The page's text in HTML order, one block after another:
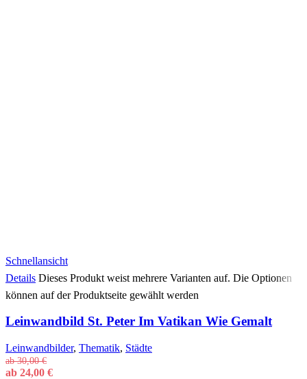
Schnellansicht
Details Dieses Produkt weist mehrere Varianten auf. Die Optionen
können auf der Produktseite gewählt werden
Leinwandbild St. Peter Im Vatikan Wie Gemalt
Leinwandbilder, Thematik, Städte
ab30,00€
ab 24,00 €